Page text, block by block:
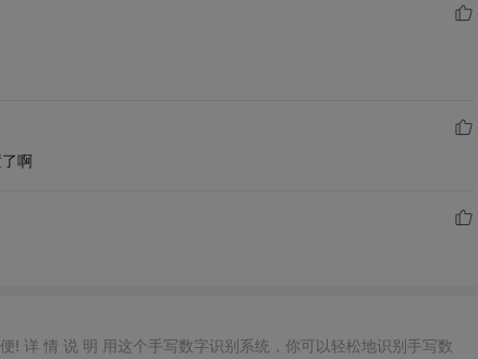
啊
! 详 情 说 明 用这个手写数字识别系统，你可以轻松地识别手写数